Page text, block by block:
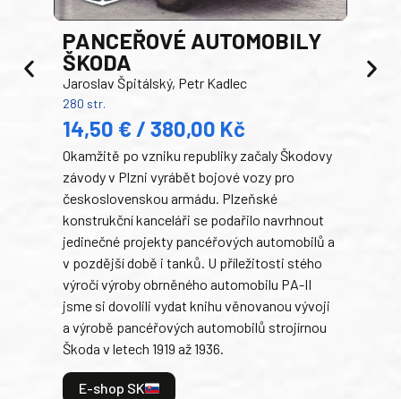
PANCEŘOVÉ AUTOMOBILY
ŠKODA
Jaroslav Špitálský, Petr Kadlec
280 str.
14,50 € / 380,00 Kč
Okamžitě po vzniku republiky začaly Škodovy
závody v Plzni vyrábět bojové vozy pro
československou armádu. Plzeňské
konstrukční kanceláři se podařilo navrhnout
jedinečné projekty pancéřových automobilů a
v pozdější době i tanků. U příležitosti stého
výročí výroby obrněného automobilu PA-II
jsme si dovolili vydat knihu věnovanou vývoji
a výrobě pancéřových automobilů strojírnou
Škoda v letech 1919 až 1936.
E-shop SK